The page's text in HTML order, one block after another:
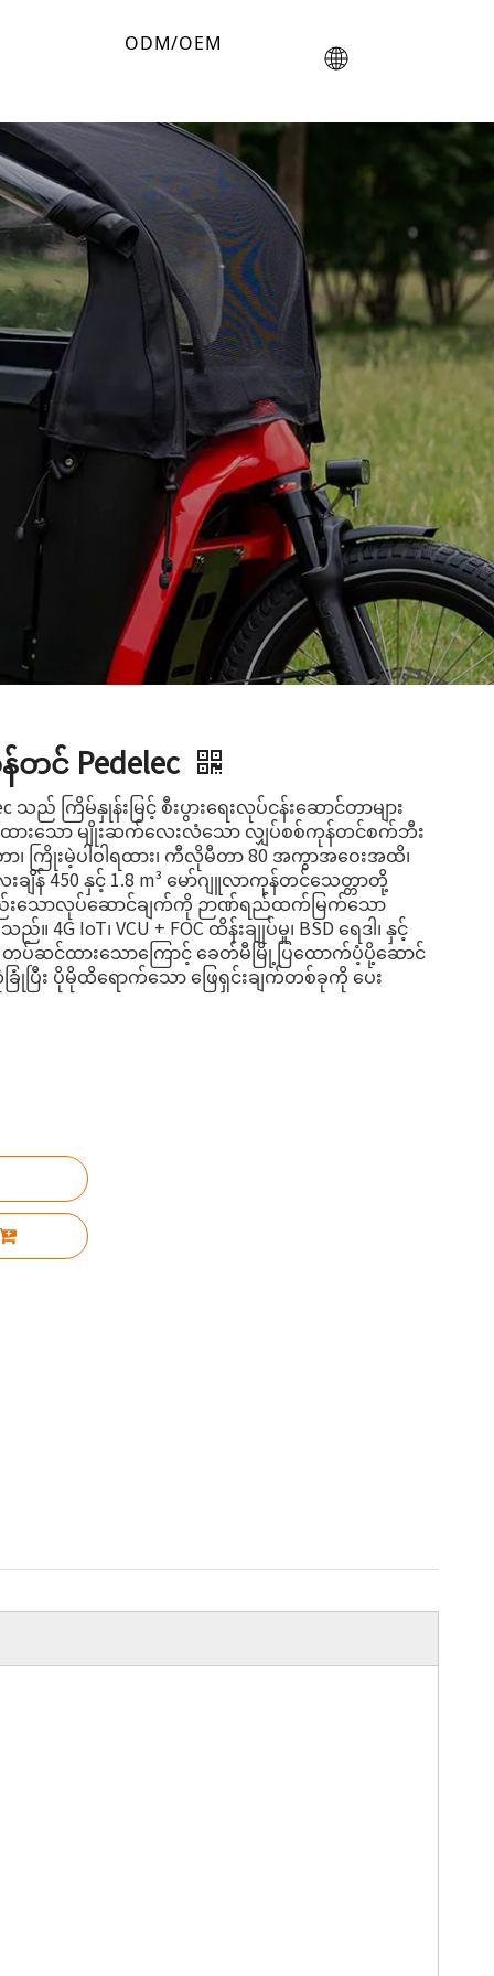
ODM/OEM
တင် Pedelec
သည် ကြိမ်နှုန်းမြင့် စီးပွားရေးလုပ်ငန်းဆောင်တာများ
ားသော မျိုးဆက်လေးလံသော လျှပ်စစ်ကုန်တင်စက်ဘီး
၊ ကြိုးမဲ့ပါဝါရထား၊ ကီလိုမီတာ 80 အကွာအဝေးအထိ၊
ျိန် 450 နှင့် 1.8 m³ မော်ဂျူလာကုန်တင်သေတ္တာတို့
နည်းသောလုပ်ဆောင်ချက်ကို ဉာဏ်ရည်ထက်မြက်သော
4G IoT၊ VCU + FOC ထိန်းချုပ်မှု၊ BSD ရေဒါ၊ နှင့်
ပ်ဆင်ထားသောကြောင့် ခေတ်မီမြို့ပြထောက်ပံ့ပို့ဆောင်
ပြီး ပိုမိုထိရောက်သော ဖြေရှင်းချက်တစ်ခုကို ပေး